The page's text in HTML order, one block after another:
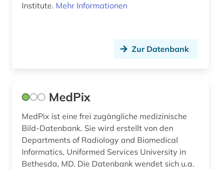
darstellende kunst (3)
datensammlung (1)
dehio, georg | kunsthistoriker; hochschullehrer;
historiker; maler; zeichner (1)
dehio-handbuch (1)
Institute. Mehr Informationen
Zur Datenbank
MedPix
MedPix ist eine frei zugängliche medizinische
Bild-Datenbank. Sie wird erstellt von den
Departments of Radiology and Biomedical
Informatics, Uniformed Services University in
Bethesda, MD. Die Datenbank wendet sich u.a.